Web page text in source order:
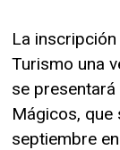
La
Turismo una
se
Mágicos, que
septiembre